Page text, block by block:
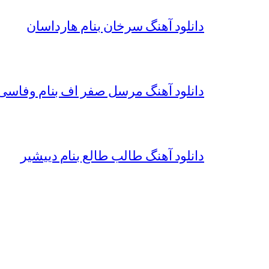
دانلود آهنگ سرخان بنام هارداسان
دانلود آهنگ مرسل صفر اف بنام
دانلود آهنگ طالب طالع بنام دییشیر